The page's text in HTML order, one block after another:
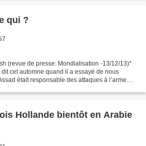
qui ?
(revue de presse: Mondialisation -13/12/13)*
dit cet automne quand il a essayé de nous
était responsable des attaques à l’arme
Hollande bientôt en Arabie